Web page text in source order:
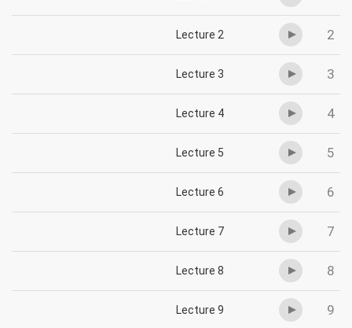
2
Lecture 2
3
Lecture 3
4
Lecture 4
5
Lecture 5
6
Lecture 6
7
Lecture 7
8
Lecture 8
9
Lecture 9